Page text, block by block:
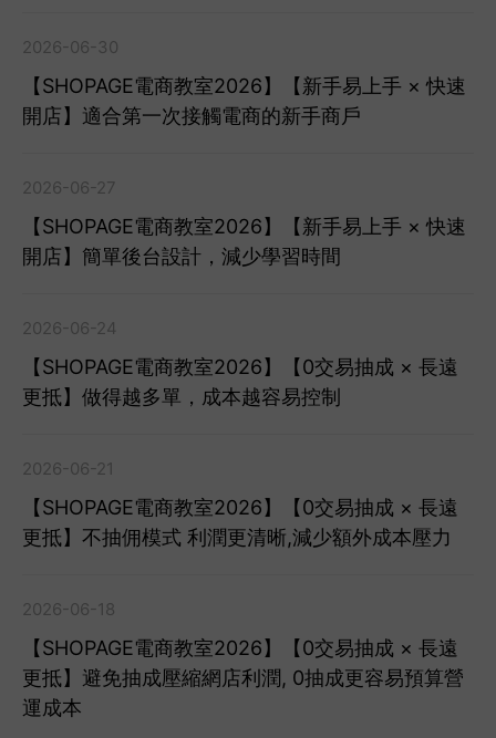
2026-06-30
【SHOPAGE電商教室2026】【新手易上手 × 快速
開店】適合第一次接觸電商的新手商戶
2026-06-27
【SHOPAGE電商教室2026】【新手易上手 × 快速
開店】簡單後台設計，減少學習時間
2026-06-24
【SHOPAGE電商教室2026】【0交易抽成 × 長遠
更抵】做得越多單，成本越容易控制
2026-06-21
【SHOPAGE電商教室2026】【0交易抽成 × 長遠
更抵】不抽佣模式 利潤更清晰,減少額外成本壓力
2026-06-18
【SHOPAGE電商教室2026】【0交易抽成 × 長遠
更抵】避免抽成壓縮網店利潤, 0抽成更容易預算營
運成本